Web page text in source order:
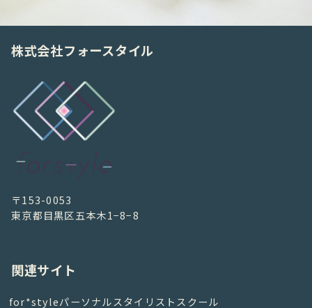
株式会社フォースタイル
〒153-0053
東京都目黒区五本木1−8−8
関連サイト
for*styleパーソナルスタイリストスクール